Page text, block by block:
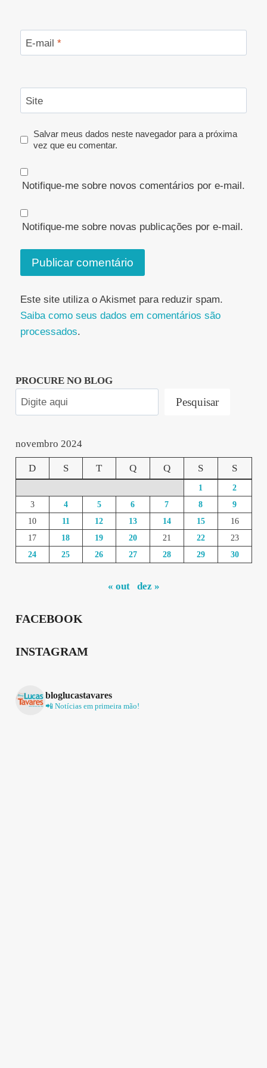
E-mail *
Site
Salvar meus dados neste navegador para a próxima
vez que eu comentar.
Notifique-me sobre novos comentários por e-mail.
Notifique-me sobre novas publicações por e-mail.
Este site utiliza o Akismet para reduzir spam.
Saiba como seus dados em comentários são
processados.
PROCURE NO BLOG
Pesquisar
novembro 2024
D S T Q Q S S
1
2
3
4 5 6 7 8
9
10
11 12 13 14 15
16
17
18 19 20 21 22
23
24
25 26 27 28 29 30
« out dez »
FACEBOOK
INSTAGRAM
bloglucastavares
📲 Notícias em primeira mão!